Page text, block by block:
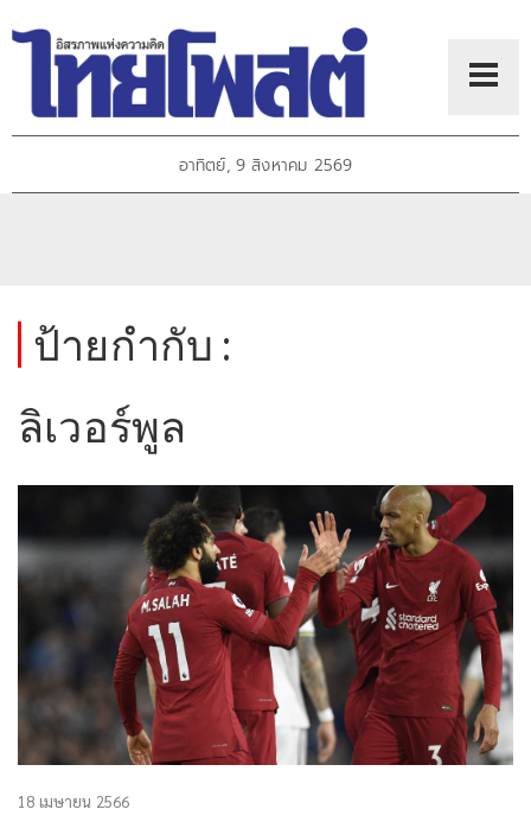
อาทิตย์, 9 สิงหาคม 2569
ป้ายกำกับ :
ลิเวอร์พูล
18 เมษายน 2566